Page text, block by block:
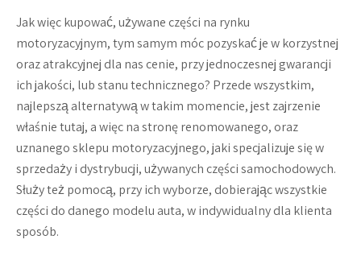
Jak więc kupować, używane części na rynku
motoryzacyjnym, tym samym móc pozyskać je w korzystnej
oraz atrakcyjnej dla nas cenie, przy jednoczesnej gwarancji
ich jakości, lub stanu technicznego? Przede wszystkim,
najlepszą alternatywą w takim momencie, jest zajrzenie
właśnie tutaj, a więc na stronę renomowanego, oraz
uznanego sklepu motoryzacyjnego, jaki specjalizuje się w
sprzedaży i dystrybucji, używanych części samochodowych.
Służy też pomocą, przy ich wyborze, dobierając wszystkie
części do danego modelu auta, w indywidualny dla klienta
sposób.